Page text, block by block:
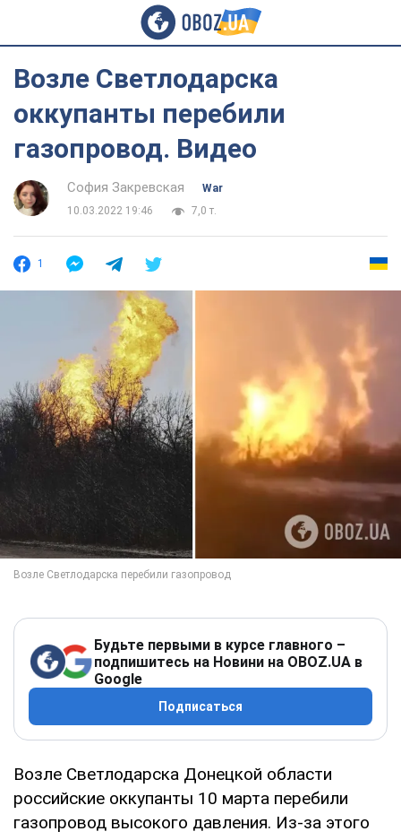
Возле Светлодарска
оккупанты перебили
газопровод. Видео
София Закревская
War
10.03.2022 19:46
7,0 т.
1
Будьте первыми в курсе главного –
подпишитесь на Новини на OBOZ.UA в
Google
Подписаться
Возле Светлодарска Донецкой области
российские оккупанты 10 марта перебили
газопровод высокого давления. Из-за этого